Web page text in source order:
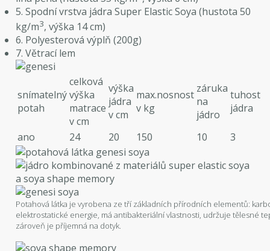
5. Spodní vrstva jádra Super Elastic Soya (hustota 50
kg/m3, výška 14 cm)
6. Polyesterová výplň (200g)
7. Větrací lem
snímatelný
potah
celková
výška
matrace
v cm
výška
jádra
v cm
max.nosnost
v kg
záruka
na
jádro
tuhost
jádra
ano 24 20 150 10 3
Potahová látka je vyrobena ze tří základních přírodních elementů:
elektrostatické energie, má antibakteriální vlastnosti, udržuje tělesné
zároveň je příjemná na dotyk.